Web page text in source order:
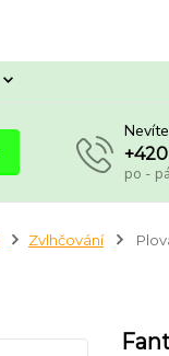
po -
Zvlhčování